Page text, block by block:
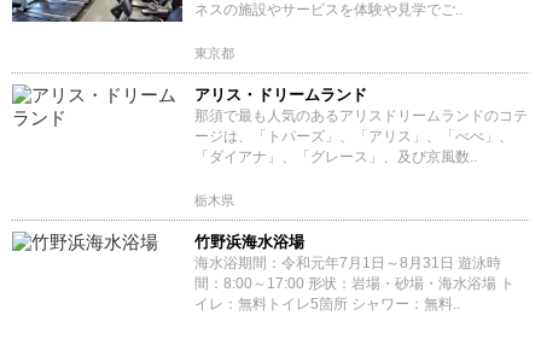
ネスの施設やサービスを体験や見学でご..
東京都
アリス・ドリームランド
那須で最も人気のあるアリスドリームランドのコテ
ージは、「トパーズ」、「アリス」、「べべ」、
「ダイアナ」、「グレース」、及び京風数..
栃木県
竹野浜海水浴場
海水浴期間：令和元年7月1日～8月31日 遊泳時
間：8:00～17:00 形状：岩場・砂場・海水浴場 ト
イレ：無料トイレ5箇所 シャワー：無料..